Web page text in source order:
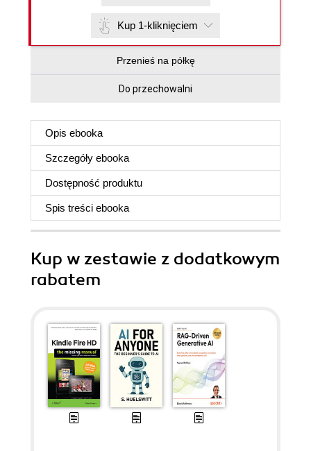
Kup 1-kliknięciem
Przenieś na półkę
Do przechowalni
Opis ebooka
Szczegóły ebooka
Dostępność produktu
Spis treści ebooka
Kup w zestawie z dodatkowym
rabatem